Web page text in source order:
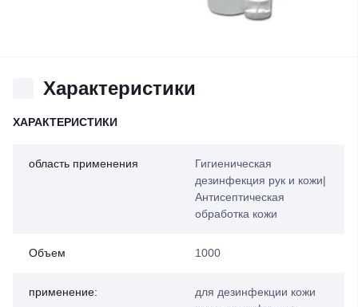
Характеристики
ХАРАКТЕРИСТИКИ
область применения
Гигиеническая
дезинфекция рук и кожи|
Антисептическая
обработка кожи
Объем 1000
применение:
для дезинфекции кожи